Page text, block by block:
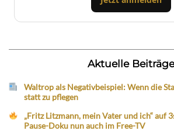
Aktuelle Beiträge
Waltrop als Negativbeispiel: Wenn die
statt zu pflegen
„Fritz Litzmann, mein Vater und ich“ auf
Pause-Doku nun auch im Free-TV